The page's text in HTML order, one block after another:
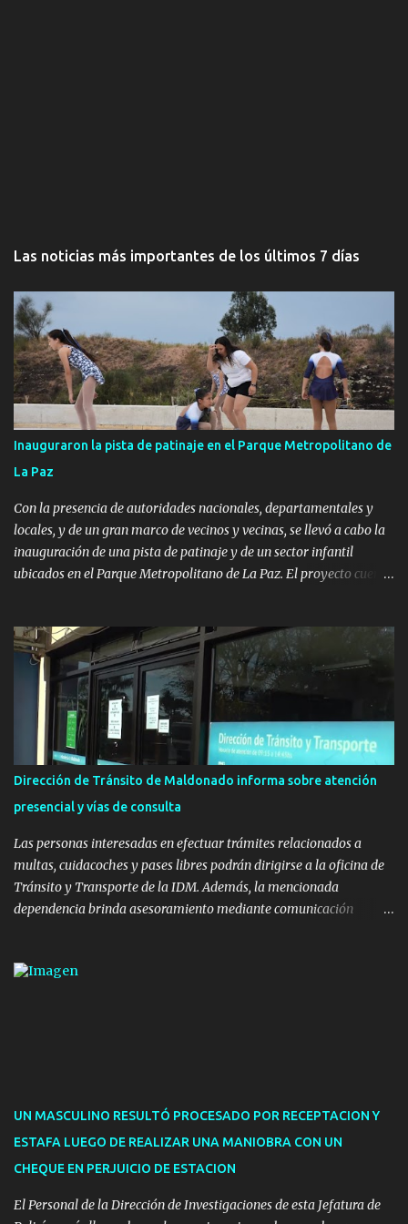
Las noticias más importantes de los últimos 7 días
Inauguraron la pista de patinaje en el Parque Metropolitano de
La Paz
Con la presencia de autoridades nacionales, departamentales y
locales, y de un gran marco de vecinos y vecinas, se llevó a cabo la
inauguración de una pista de patinaje y de un sector infantil
ubicados en el Parque Metropolitano de La Paz. El proyecto cuenta
Pública de OPP, así como aportes del Gobierno de Canelones y del
Ministerio de Transporte y Obras Públicas. La nueva
infraestructura deportiva consiste en una plataforma de 35 m por
20 m con banco de hormigón sobre sus laterales. Su destino será
polifuncional, permitiendo la práctica de patín, hockey, gimnasia y
la realización de eventos culturales. Próximo a la pista, se
instalaron juegos infantiles y equipamiento urbano (bancos de
nuevos pavimentos e iluminación. La totalidad de estas obras
implicaron una inversión estimada ...
Dirección de Tránsito de Maldonado informa sobre atención
presencial y vías de consulta
Las personas interesadas en efectuar trámites relacionados a
multas, cuidacoches y pases libres podrán dirigirse a la oficina de
Tránsito y Transporte de la IDM. Además, la mencionada
dependencia brinda asesoramiento mediante comunicación
presencial comprende los siguientes trámites: Multas: devolución
1921(interno 1456). Cuidacoches: consultas a
1921(interno 1246). Transporte: consultas generales relacionadas a
Uber y Taxi, a través de transporte@maldonado.gub.uy, t...
UN MASCULINO RESULTÓ PROCESADO POR RECEPTACION Y
ESTAFA LUEGO DE REALIZAR UNA MANIOBRA CON UN
CHEQUE EN PERJUICIO DE ESTACION
El Personal de la Dirección de Investigaciones de esta Jefatura de